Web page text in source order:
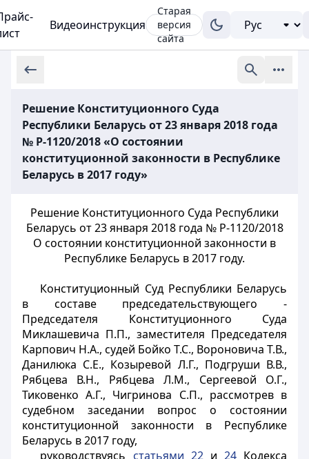
Видеоинструкция
Старая
версия
сайта
Решение Конституционного Суда
Республики Беларусь от 23 января 2018 года
№ Р-1120/2018 «О состоянии
конституционной законности в Республике
Беларусь в 2017 году»
Решение Конституционного Суда Республики
Беларусь от 23 января 2018 года № Р-1120/2018
О состоянии конституционной законности в
Республике Беларусь в 2017 году.
Конституционный Суд Республики Беларусь
в составе председательствующего -
Председателя Конституционного Суда
Миклашевича П.П., заместителя Председателя
Карпович Н.А., судей Бойко Т.С., Вороновича Т.В.,
Данилюка С.Е., Козыревой Л.Г., Подгруши В.В.,
Рябцева В.Н., Рябцева Л.М., Сергеевой О.Г.,
Тиковенко А.Г., Чигринова С.П., рассмотрев в
судебном заседании вопрос о состоянии
конституционной законности в Республике
Беларусь в 2017 году,
руководствуясь статьями 22и 24Кодекса